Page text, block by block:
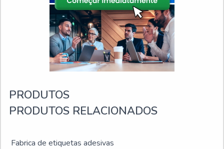
antigos.Aproveite a visita para acessar o nosso site e
saber mais sobre a empresa, nossos serviços e
produtos. Se preferir, entre em contato com um dos
nossos consultores e solicite um orçamento!
PRODUTOS
PRODUTOS RELACIONADOS
Fabrica de etiquetas adesivas